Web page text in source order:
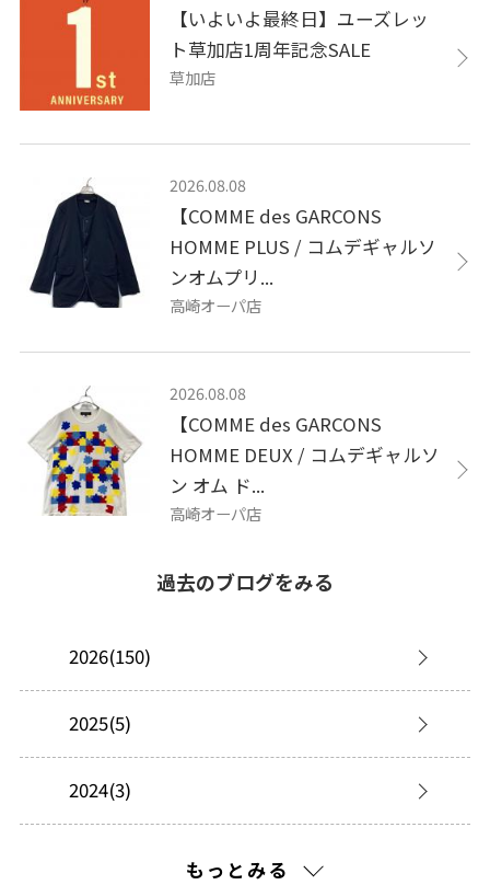
【いよいよ最終日】ユーズレッ
ト草加店1周年記念SALE
草加店
2026.08.08
【COMME des GARCONS
HOMME PLUS / コムデギャルソ
ンオムプリ...
高崎オーパ店
2026.08.08
【COMME des GARCONS
HOMME DEUX / コムデギャルソ
ン オム ド...
高崎オーパ店
過去のブログをみる
2026(150)
2025(5)
2024(3)
もっとみる